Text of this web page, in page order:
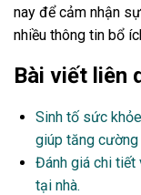
nay để cảm nhận
nhiều thông tin bổ
Bài viết liên
Sinh tố sức
giúp tăng
Đánh giá chi tiết
tại nhà.